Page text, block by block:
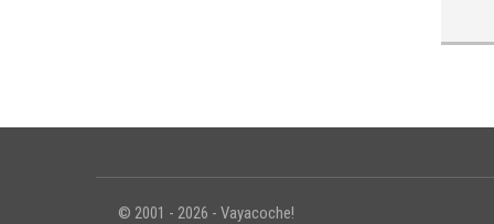
© 2001 - 2026 - Vayacoche!